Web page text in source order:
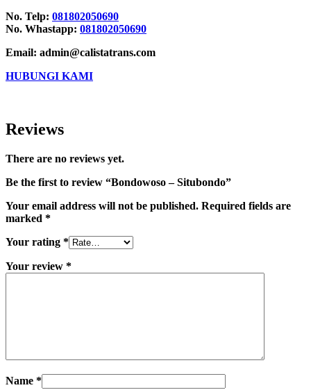
No. Telp: 081802050690
No. Whastapp: 081802050690
Email: admin@calistatrans.com
HUBUNGI KAMI
Reviews
There are no reviews yet.
Be the first to review “Bondowoso – Situbondo”
Your email address will not be published. Required fields are
marked *
Your rating *
Your review *
Name *